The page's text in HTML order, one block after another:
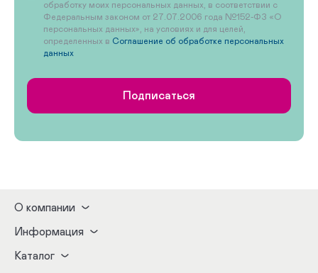
обработку моих персональных данных, в соответствии с
Федеральным законом от 27.07.2006 года №152-ФЗ «О
персональных данных», на условиях и для целей,
определенных в Соглашение об обработке персональных
данных
Подписаться
О компании
Информация
Каталог